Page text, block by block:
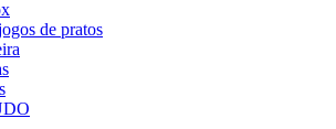
de pratos